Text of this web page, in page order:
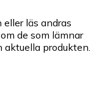
läs andras
de som lämnar
produkten.